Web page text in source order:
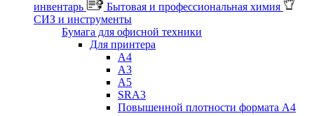
инвентарь
Бытовая и профессиональная химия
СИЗ и инструменты
Бумага для офисной техники
Для принтера
А4
А3
А5
SRA3
Повышенной плотности формата А4